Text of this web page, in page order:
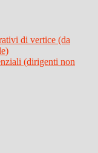
di vertice (da
(dirigenti non